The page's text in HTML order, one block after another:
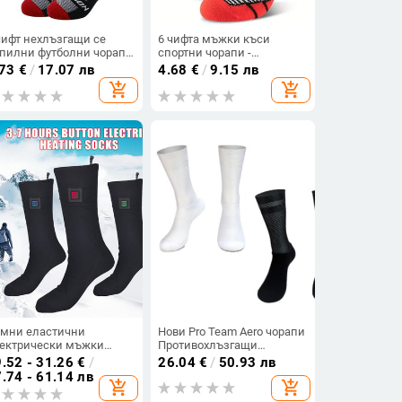
нехлъзгащи се
футболни чорапи
баскетболни чорапи,
за йога, спортни
чорапи за спорт на
€ / 17.07 лв
add_shopping_cart
6 чифта мъжки къси
спортни чорапи -
влагоотвеждащи,
дишащи, всесезонни
спортни чорапи
4.68 € /9.15 лв
add_shopping_cart
еластични
мъжки
нагревателни
чорапи
зареждане
настинка Топли
- 31.26 € /
- 61.14 лв
add_shopping_cart
Нови Pro Team Aero чорапи
Противохлъзгащи
силиконови чорапи за
колоездене Мъжки
велосипедни спортни
26.04€ / 50.93 лв
add_shopping_cart